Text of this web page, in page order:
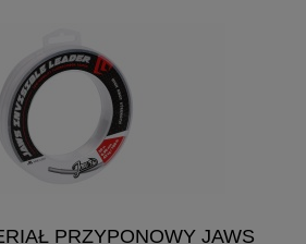
PRZYPONOWY JAWS